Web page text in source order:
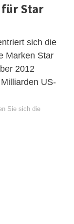
für Star
sich die
Marken Star
2012
US-
Sie sich die